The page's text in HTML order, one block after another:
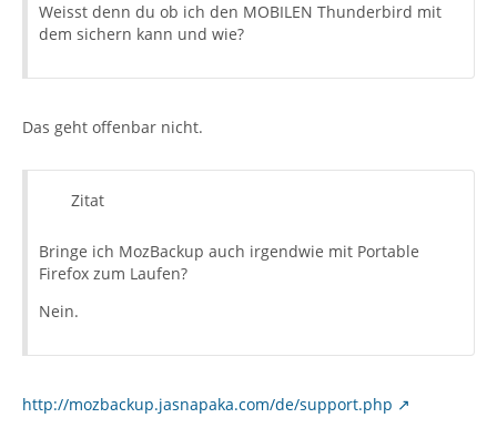
Weisst denn du ob ich den MOBILEN Thunderbird mit
dem sichern kann und wie?
Das geht offenbar nicht.
Zitat
Bringe ich MozBackup auch irgendwie mit Portable
Firefox zum Laufen?
Nein.
http://mozbackup.jasnapaka.com/de/support.php